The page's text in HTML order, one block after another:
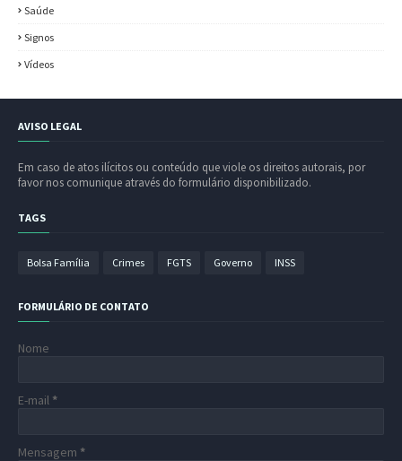
Saúde
Signos
Vídeos
AVISO LEGAL
Em caso de atos ilícitos ou conteúdo que viole os direitos autorais, por
favor nos comunique através do formulário disponibilizado.
TAGS
Bolsa Família Crimes FGTS Governo INSS
FORMULÁRIO DE CONTATO
Nome
E-mail *
Mensagem *